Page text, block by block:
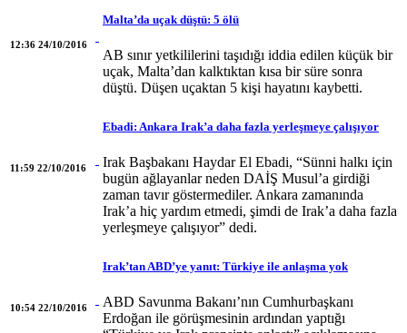
12:36 24/10/2016
Malta’da uçak düştü: 5 ölü
AB sınır yetkililerini taşıdığı iddia edilen küçük bir
uçak, Malta’dan kalktıktan kısa bir süre sonra
düştü. Düşen uçaktan 5 kişi hayatını kaybetti.
11:59 22/10/2016
Ebadi: Ankara Irak’a daha fazla yerleşmeye çalışıyor
Irak Başbakanı Haydar El Ebadi, “Sünni halkı için
bugün ağlayanlar neden DAİŞ Musul’a girdiği
zaman tavır göstermediler. Ankara zamanında
Irak’a hiç yardım etmedi, şimdi de Irak’a daha fazla
yerleşmeye çalışıyor” dedi.
10:54 22/10/2016
Irak’tan ABD’ye yanıt: Türkiye ile anlaşma yok
ABD Savunma Bakanı’nın Cumhurbaşkanı
Erdoğan ile görüşmesinin ardından yaptığı